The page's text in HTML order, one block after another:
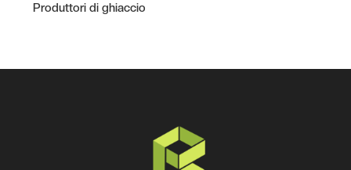
Produttori di ghiaccio